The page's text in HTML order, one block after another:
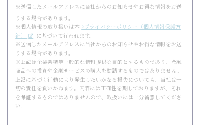
※送信したメールアドレスに当社からのお知らせやお得な情報をお送
りする場合があります。
※個人情報の取り扱いは本 >プライバシーポリシー（個人情報保護方
針）
に基づいて行われます。
※送信したメールアドレスに当社からのお知らせやお得な情報をお送
りする場合があります。
※上記は企業業績等一般的な情報提供を目的とするものであり、金融
商品への投資や金融サービスの購入を勧誘するものではありません。
上記に基づく行動により発生したいかなる損失についても、当社は一
切の責任を負いかねます。内容には正確性を期しておりますが、それ
を保証するものではありませんので、取扱いには十分留意してくださ
い。